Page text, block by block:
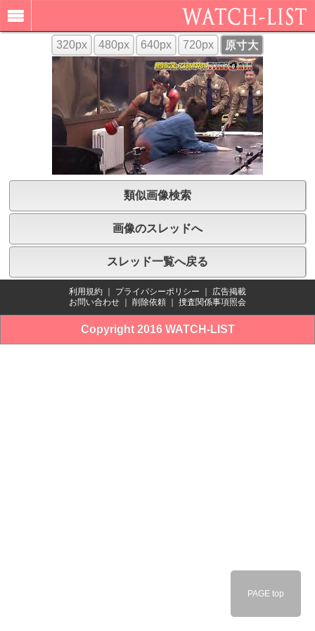
320px 480px 640px 720px 原寸大
類似画像検索
画像のスレッドへ
スレッド一覧へ戻る
利用規約 プライバシーポリシー
広告掲載
お問い合わせ
削除依頼 捜査関係事項照会
Copyright 2016 WATCH-LIST
PAGE top